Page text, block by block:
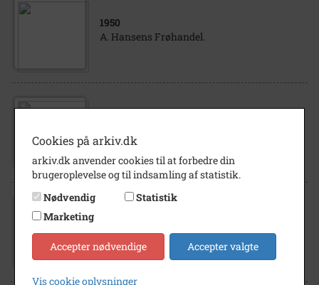
1950
A. Hansens Frøhandel.
A. Hansens Frøhandel.
A. Hansens Frøhandel.
Cookies på arkiv.dk
arkiv.dk anvender cookies til at forbedre din
brugeroplevelse og til indsamling af statistik.
Nødvendig
Statistik
Marketing
Accepter nødvendige Accepter valgte
Vis cookie oplysninger